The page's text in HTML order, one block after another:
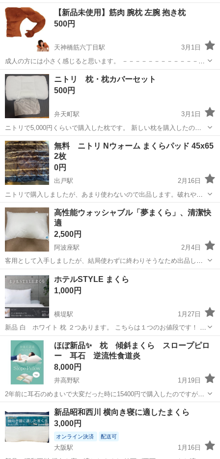
の出荷前処理・検査《お仕事No.8A785-JS》 お仕事について 各種めっ
き加工製品の出荷前処理、検査業務です。 ※業務の変更、就業場所の
変更の範囲、契約...
大阪 玉出駅 その他
【新品未使用】筋肉 腕枕 左腕 抱き枕
500円
天神橋筋六丁目駅
3月1日
成人の方には小さく感じると思います。 －－－－－－－－－－－－－
－－－－－－－－－－－－ 何日も先のお約束で当日ドタキャンされた
ことが多々あり、 引き取り日が早い方を優先させて頂きたいと考えて
おりますので、 ...
大阪 大阪市 天神橋筋六丁目駅
ニトリ 枕・枕カバーセット
500円
弁天町駅
3月1日
ニトリで5,000円くらいで購入した枕です。 新しい枕を購入したので
出品します。
大阪 大阪市 弁天町駅 寝具 ニトリ
無料 ニトリ Nウォーム まくらパッド 45x65
2枚
0円
出戸駅
2月16日
ニトリで購入しましたが、あまり使わないので出品します。破れや汚
れ、臭いなどはありません。 ご覧いただきありがとうございます。こ
の商品についてご質問がある場合や詳細を知りたい場合は、こちらか
らお気軽にご連絡ください。週末...
大阪 大阪市 出戸駅 ニトリ
高性能ウォッシャブル「夢まくら」、清潔快
適
2,500円
阿波座駅
2月4日
客用として入手しましたが、結局使わずに終わりそうなため出品しま
す。 未使用ですが、中古品であることをご理解ください。 日本製 快
適な眠りの必需品「まくら」 機能性を追求 1. 丸洗いOK、スッキリ、
水切り！ ご家庭...
大阪 大阪市 寝具
ホテルSTYLE まくら
1,000円
横堤駅
1月27日
新品 白 ホワイト 枕 ２つあります。 こちらは１つのお値段です！ 製
品特長 ●優れた通気性 空気の抜けが良いので、頭にフィットする使用
感 ●上質な肌触り ネイビーとプランではなめらかなボリエステルサテ
ン生地を 使用 ホワ...
大阪 大阪市 横堤駅 寝具 ホワイト
ほぼ新品✨ 枕 傾斜まくら スロープピロ
ー 耳石 逆流性食道炎
8,000円
井高野駅
1月19日
2年前に耳石のめまいで大変だった時に15400円で購入したのですが、
高さが合わず1週間ほど使用しただけで倉庫に保管していましたのでと
ても綺麗だと思います。 (神経質な方、完璧な新品を求められる方はご
遠慮下さい) 最後から2...
大阪市 井高野駅 寝具 逆流性食道炎
新品昭和西川 横向き寝に適したまくら
3,000円
オンライン決済 配送可
大阪駅
1月16日